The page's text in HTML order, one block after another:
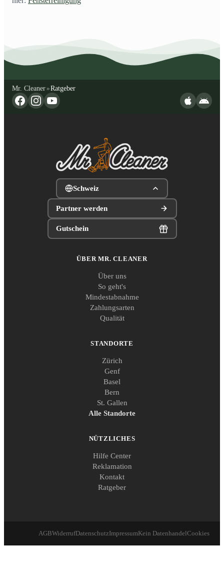
Mr. Cleaner»Ratgeber
Schweiz
Partner werden
Gutschein
ÜBER MR. CLEANER
Über uns
So geht's
Mindestabnahme
Zahlungsarten
Qualität
STANDORTE
Zürich
Genf
Basel
Bern
St. Gallen
Alle Standorte
NÜTZLICHES
Hilfe Center
Reklamation
Kontakt
Ratgeber
AGBWiderrufDatenschutzImpressumKein DatenhandelCookies